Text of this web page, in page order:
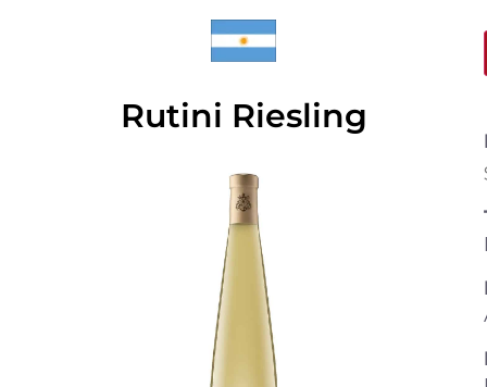
Rutini Riesling